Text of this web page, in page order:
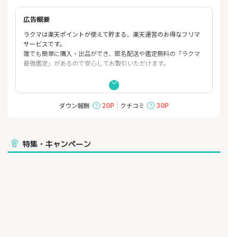
広告概要
ラクマは楽天ポイントが使えて貯まる、楽天運営のお得なフリマ
サービスです。
誰でも簡単に購入・出品ができ、匿名配送や鑑定無料の「ラクマ
最強鑑定」があるので安心してお取引いただけます。
楽天ならではのお得なキャンペーンも盛りだくさん！
楽天ラクマは、楽天ポイントが使えて貯まる、楽天運営のフリマ
アプリです。
お得に出品取引をすることができます。
ダウン報酬 20P クチコミ 30P
特集・キャンペーン